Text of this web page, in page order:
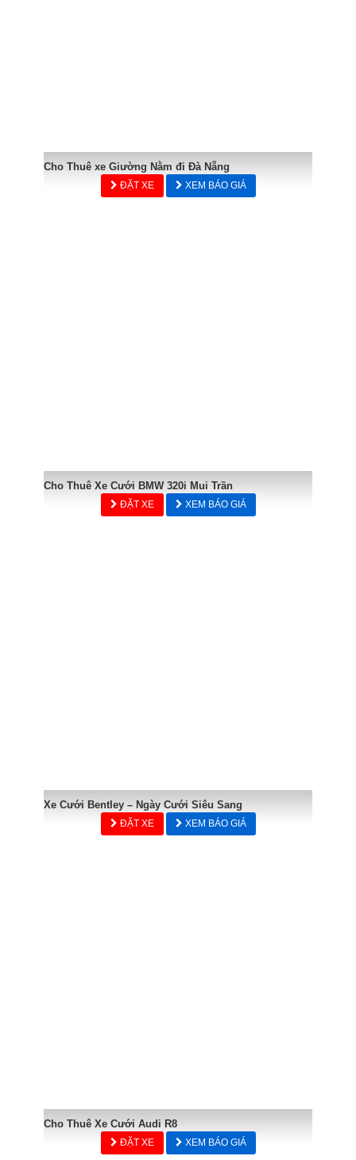
Cho Thuê xe Giường Nằm đi Đà Nẵng
ĐẶT XE XEM BÁO GIÁ
Cho Thuê Xe Cưới BMW 320i Mui Trần
ĐẶT XE XEM BÁO GIÁ
Xe Cưới Bentley – Ngày Cưới Siêu Sang
ĐẶT XE XEM BÁO GIÁ
Cho Thuê Xe Cưới Audi R8
ĐẶT XE XEM BÁO GIÁ